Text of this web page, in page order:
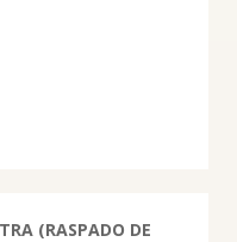
(RASPADO DE